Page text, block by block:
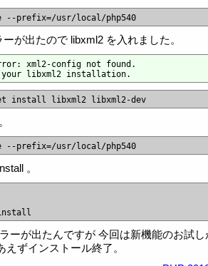
が出たので libxml2 を入れました。
xml2-config not found.
。
ーが出たんですが 今回は新機能のお試し
えずインストール終了。